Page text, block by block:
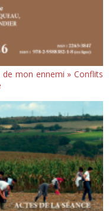
mon ennemi » Conflits